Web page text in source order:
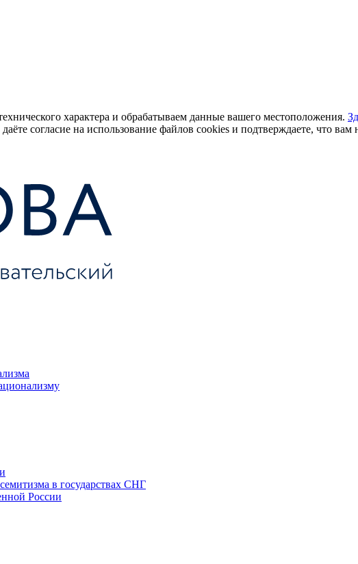
характера и обрабатываем данные вашего местоположения.
согласие на использование файлов cookies и подтверждаете, что вам
в государствах СНГ
России